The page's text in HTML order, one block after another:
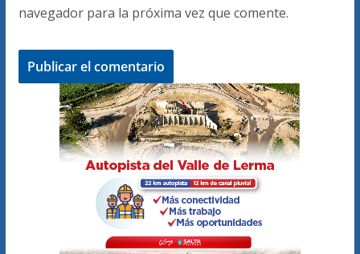
navegador para la próxima vez que comente.